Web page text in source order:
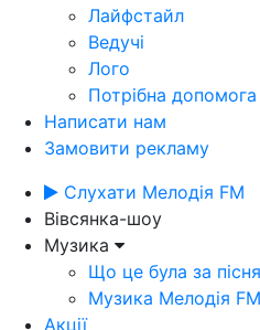
Лайфстайл
Ведучі
Лого
Потрібна допомога
Написати нам
Замовити рекламу
Слухати Мелодія FM
Вівсянка-шоу
Музика
Що це була за
Музика Мелодія FM
Акції